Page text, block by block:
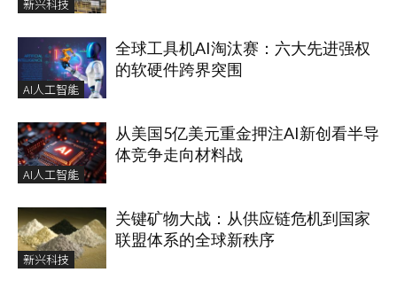
新兴科技
AI人工智能
全球工具机AI淘汰赛：六大先进强权
的软硬件跨界突围
AI人工智能
从美国5亿美元重金押注AI新创看半导
体竞争走向材料战
新兴科技
关键矿物大战：从供应链危机到国家
联盟体系的全球新秩序